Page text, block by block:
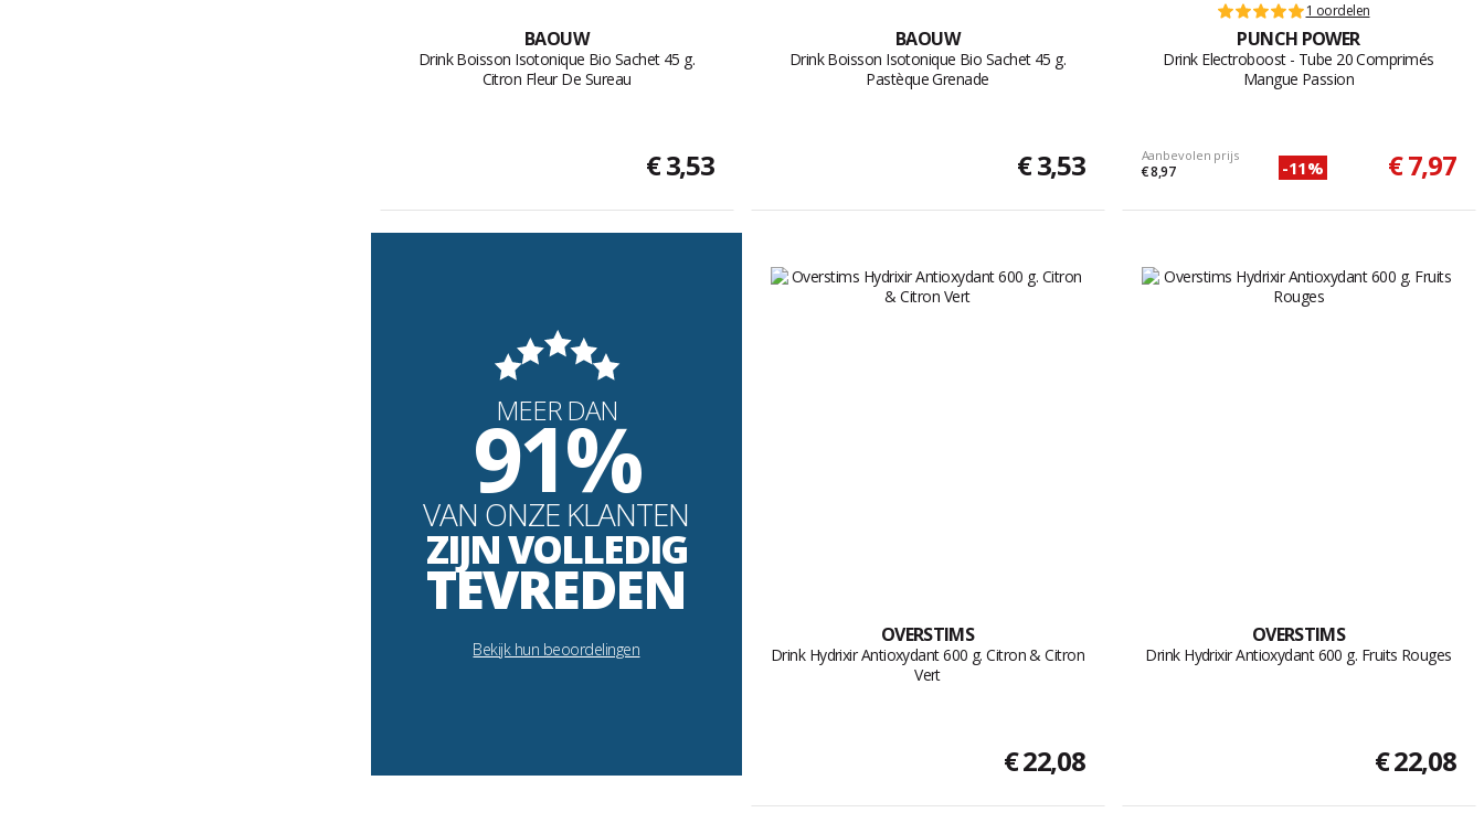
BAOUW
Drink Boisson Isotonique Bio Sachet 45 g.
Citron Fleur De Sureau
€ 3,53
BAOUW
Drink Boisson Isotonique Bio Sachet 45 g.
Pastèque Grenade
€ 3,53
1 oordelen
PUNCH POWER
Drink Electroboost - Tube 20 Comprimés
Mangue Passion
Aanbevolen prijs
€ 8,97 -11% € 7,97
MEER DAN
91%
VAN ONZE KLANTEN
ZIJN VOLLEDIG
TEVREDEN
Bekijk hun beoordelingen
OVERSTIMS
Drink Hydrixir Antioxydant 600 g. Citron & Citron
Vert
€ 22,08
OVERSTIMS
Drink Hydrixir Antioxydant 600 g. Fruits Rouges
€ 22,08